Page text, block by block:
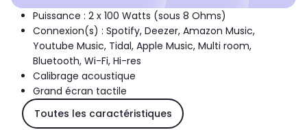
Puissance : 2 x 100 Watts (sous 8 Ohms)
Connexion(s) : Spotify, Deezer, Amazon Music,
Youtube Music, Tidal, Apple Music, Multi room,
Bluetooth, Wi-Fi, Hi-res
Calibrage acoustique
Grand écran tactile
Toutes les caractéristiques